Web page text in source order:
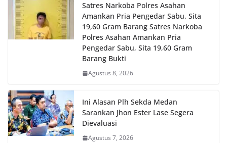
Satres Narkoba Polres Asahan
Amankan Pria Pengedar Sabu, Sita
19,60 Gram Barang Satres Narkoba
Polres Asahan Amankan Pria
Pengedar Sabu, Sita 19,60 Gram
Barang Bukti
Agustus 8, 2026
Ini Alasan Plh Sekda Medan
Sarankan Jhon Ester Lase Segera
Dievaluasi
Agustus 7, 2026